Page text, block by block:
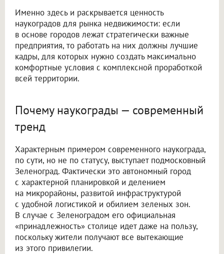
Именно здесь и раскрывается ценность
наукоградов для рынка недвижимости: если
в основе городов лежат стратегически важные
предприятия, то работать на них должны лучшие
кадры, для которых нужно создать максимально
комфортные условия с комплексной проработкой
всей территории.
Почему наукограды — современный
тренд
Характерным примером современного наукограда,
по сути, но не по статусу, выступает подмосковный
Зеленоград. Фактически это автономный город
с характерной планировкой и делением
на микрорайоны, развитой инфраструктурой
с удобной логистикой и обилием зеленых зон.
В случае с Зеленоградом его официальная
«принадлежность» столице идет даже на пользу,
поскольку жители получают все вытекающие
из этого привилегии.